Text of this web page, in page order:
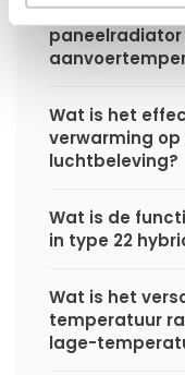
Hoe presteert
paneelradiator
Wat is het
verwarming
luchtbeleving?
Wat is de
in type 22
Wat is het
temperatuur
lage-